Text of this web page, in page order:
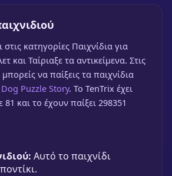
κατηγορίες Παιχνίδια για
και Ταίριαξε τα αντικείμενα. Στις
μπορείς να παίξεις τα παιχνίδια
Dog Puzzle Story. Το TenTrix έχει
και το έχουν παίξει 298351
Αυτό το παιχνίδι